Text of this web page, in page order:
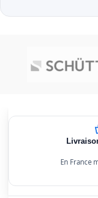
En France